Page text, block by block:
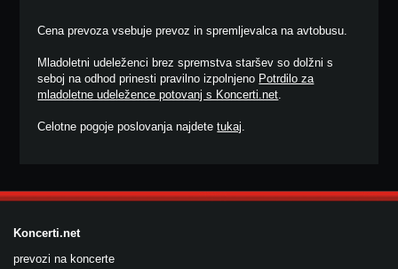
Cena prevoza vsebuje prevoz in spremljevalca na avtobusu.
Mladoletni udeleženci brez spremstva staršev so dolžni s
seboj na odhod prinesti pravilno izpolnjeno Potrdilo za
mladoletne udeležence potovanj s Koncerti.net.
Celotne pogoje poslovanja najdetetukaj.
Koncerti.net
prevozi na koncerte